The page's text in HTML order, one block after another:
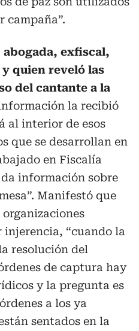
campaña”.
exfiscal,
quien reveló las
del cantante a la
la recibió
al interior de esos
que se desarrollan en
en Fiscalía
información sobre
Manifestó que
“cuando la
resolución del
de captura hay
y la pregunta es
a los ya
sentados en la